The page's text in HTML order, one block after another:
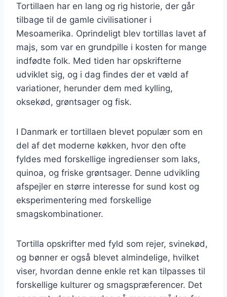
Tortillaen har en lang og rig historie, der går
tilbage til de gamle civilisationer i
Mesoamerika. Oprindeligt blev tortillas lavet af
majs, som var en grundpille i kosten for mange
indfødte folk. Med tiden har opskrifterne
udviklet sig, og i dag findes der et væld af
variationer, herunder dem med kylling,
oksekød, grøntsager og fisk.
I Danmark er tortillaen blevet populær som en
del af det moderne køkken, hvor den ofte
fyldes med forskellige ingredienser som laks,
quinoa, og friske grøntsager. Denne udvikling
afspejler en større interesse for sund kost og
eksperimentering med forskellige
smagskombinationer.
Tortilla opskrifter med fyld som rejer, svinekød,
og bønner er også blevet almindelige, hvilket
viser, hvordan denne enkle ret kan tilpasses til
forskellige kulturer og smagspræferencer. Det